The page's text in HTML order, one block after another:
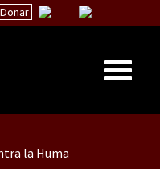
Donar
la Humanidad”